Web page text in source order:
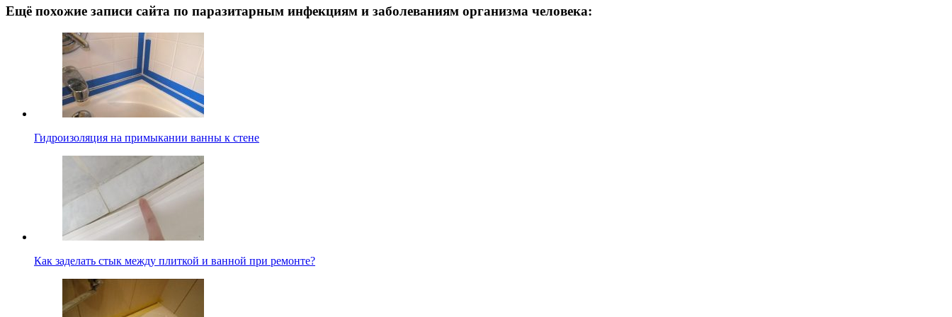
Ещё похожие записи сайта по паразитарным инфекциям и заболеваниям организма человека:
Гидроизоляция на примыкании ванны к стене
Как заделать стык между плиткой и ванной при ремонте?